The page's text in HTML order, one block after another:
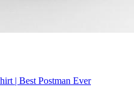
| Best Postman Ever